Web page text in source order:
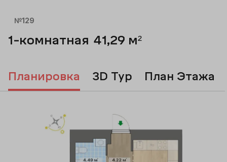
№129
1-комнатная 41,29 м²
Планировка 3D Тур План Этажа